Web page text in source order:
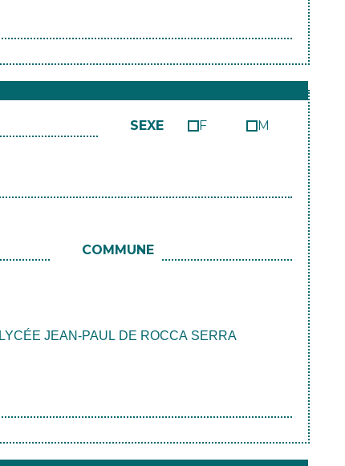
SEXE F M
COMMUNE
LYCÉE JEAN-PAUL DE ROCCA SERRA